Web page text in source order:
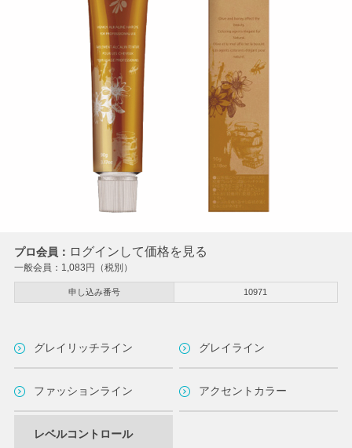
プロ会員： ログインして価格を見る
一般会員： 1,083円（税別）
申し込み番号 10971
グレイリッチライン グレイライン
ファッションライン アクセントカラー
レベルコントロール